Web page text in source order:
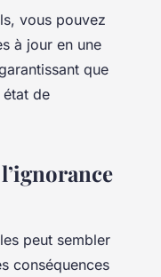
vous pouvez
à jour en une
que
de
peut sembler
conséquences